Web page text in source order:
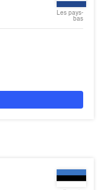
Les pays-
bas